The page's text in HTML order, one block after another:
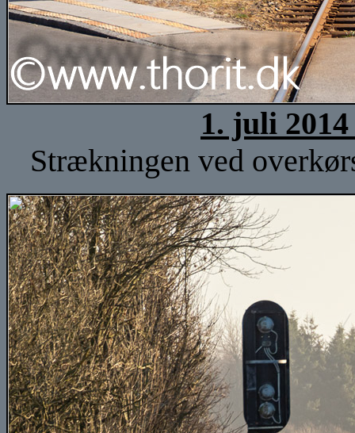
1. juli
Strækningen ved